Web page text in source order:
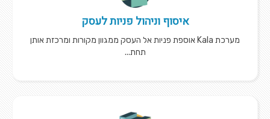
איסוף וניהול פניות לעסק
מערכת Kala אוספת פניות אל העסק ממגוון מקורות ומרכזת אותן
תחת...